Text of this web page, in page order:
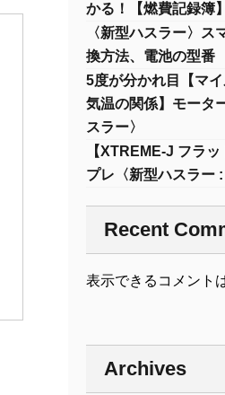
かる！【燃費記録簿
〈新型ハスラー〉ス
換方法、電池の型番
5度が分かれ目【マ
気温の関係】モータ
スラー〉
【XTREME-J フラ
プレ〈新型ハスラー :
Recent
表示できるコメント
Archives